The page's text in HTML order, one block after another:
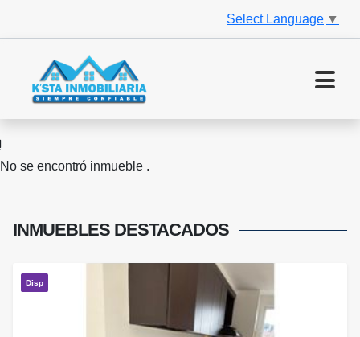
Select Language ▼
No se encontró inmueble .
INMUEBLES DESTACADOS
Disp